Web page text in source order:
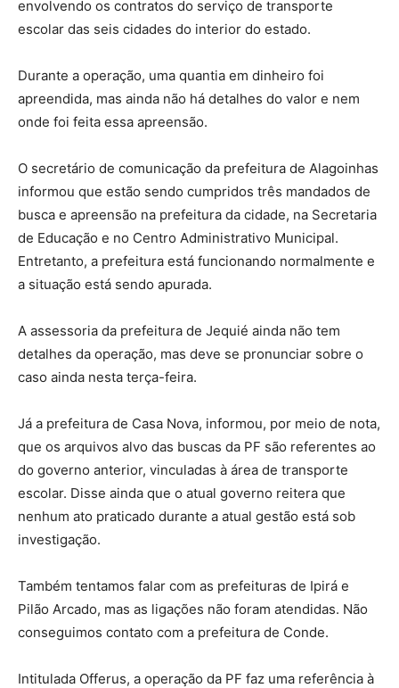
envolvendo os contratos do serviço de transporte
escolar das seis cidades do interior do estado.
Durante a operação, uma quantia em dinheiro foi
apreendida, mas ainda não há detalhes do valor e nem
onde foi feita essa apreensão.
O secretário de comunicação da prefeitura de Alagoinhas
informou que estão sendo cumpridos três mandados de
busca e apreensão na prefeitura da cidade, na Secretaria
de Educação e no Centro Administrativo Municipal.
Entretanto, a prefeitura está funcionando normalmente e
a situação está sendo apurada.
A assessoria da prefeitura de Jequié ainda não tem
detalhes da operação, mas deve se pronunciar sobre o
caso ainda nesta terça-feira.
Já a prefeitura de Casa Nova, informou, por meio de nota,
que os arquivos alvo das buscas da PF são referentes ao
do governo anterior, vinculadas à área de transporte
escolar. Disse ainda que o atual governo reitera que
nenhum ato praticado durante a atual gestão está sob
investigação.
Também tentamos falar com as prefeituras de Ipirá e
Pilão Arcado, mas as ligações não foram atendidas. Não
conseguimos contato com a prefeitura de Conde.
Intitulada Offerus, a operação da PF faz uma referência à